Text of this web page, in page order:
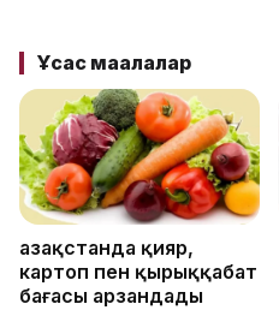
Ұқсас мақалалар
Қазақстанда қияр,
картоп пен қырыққабат
бағасы арзандады